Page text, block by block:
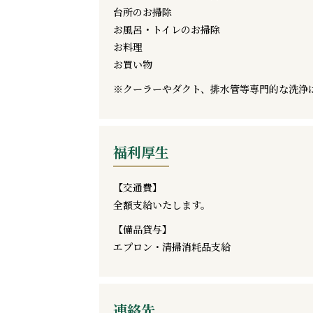
台所のお掃除
お風呂・トイレのお掃除
お料理
お買い物
※クーラーやダクト、排水管等専門的な洗浄
福利厚生
【交通費】
全額支給いたします。
【備品貸与】
エプロン・清掃消耗品支給